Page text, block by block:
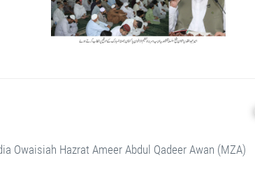
Owaisiah Hazrat Ameer Abdul Qadeer Awan (MZA)